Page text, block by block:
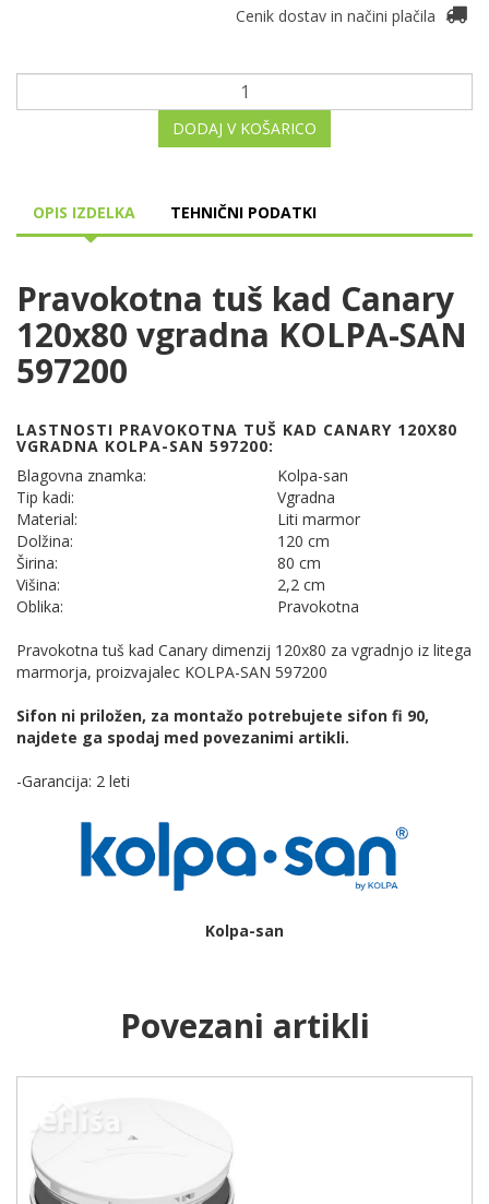
Cenik dostav in načini plačila
DODAJ V KOŠARICO
OPIS IZDELKA TEHNIČNI PODATKI
Pravokotna tuš kad Canary
120x80 vgradna KOLPA-SAN
597200
LASTNOSTI PRAVOKOTNA TUŠ KAD CANARY 120X80
VGRADNA KOLPA-SAN 597200:
Blagovna znamka:
Kolpa-san
Tip kadi:
Vgradna
Material:
Liti marmor
Dolžina:
120 cm
Širina:
80 cm
Višina:
2,2 cm
Oblika:
Pravokotna
Pravokotna tuš kad Canary dimenzij 120x80 za vgradnjo iz litega
marmorja, proizvajalec KOLPA-SAN 597200
Sifon ni priložen, za montažo potrebujete sifon fi 90,
najdete ga spodaj med povezanimi artikli.
-Garancija: 2 leti
Kolpa-san
Povezani artikli